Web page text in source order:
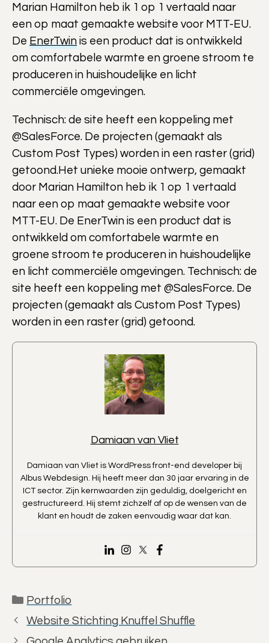
Marian Hamilton heb ik 1 op 1 vertaald naar
een op maat gemaakte website voor MTT-EU.
De EnerTwin is een product dat is ontwikkeld
om comfortabele warmte en groene stroom te
produceren in huishoudelijke en licht
commerciële omgevingen.
Technisch: de site heeft een koppeling met
@SalesForce. De projecten (gemaakt als
Custom Post Types) worden in een raster (grid)
getoond.Het unieke mooie ontwerp, gemaakt
door Marian Hamilton heb ik 1 op 1 vertaald
naar een op maat gemaakte website voor
MTT-EU. De EnerTwin is een product dat is
ontwikkeld om comfortabele warmte en
groene stroom te produceren in huishoudelijke
en licht commerciële omgevingen. Technisch: de
site heeft een koppeling met @SalesForce. De
projecten (gemaakt als Custom Post Types)
worden in een raster (grid) getoond.
Damiaan van Vliet
Damiaan van Vliet is WordPress front-end developer bij
Albus Webdesign. Hij heeft meer dan 30 jaar ervaring in de
ICT sector. Zijn kernwaarden zijn geduldig, doelgericht en
gestructureerd. Hij stemt zichzelf af op de wensen van de
klant en houdt de zaken eenvoudig waar dat kan.
Categorieën
Portfolio
Website Stichting Knuffel Shuffle